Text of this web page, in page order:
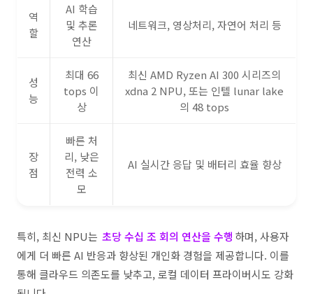
역
할
AI 학습
및 추론
연산
네트워크, 영상처리, 자연어 처리 등
성
능
최대 66
tops 이
상
최신 AMD Ryzen AI 300 시리즈의
xdna 2 NPU, 또는 인텔 lunar lake
의 48 tops
장
점
빠른 처
리, 낮은
전력 소
모
AI 실시간 응답 및 배터리 효율 향상
특히, 최신 NPU는 초당 수십 조 회의 연산을 수행 하며, 사용자
에게 더 빠른 AI 반응과 향상된 개인화 경험을 제공합니다. 이를
통해 클라우드 의존도를 낮추고, 로컬 데이터 프라이버시도 강화